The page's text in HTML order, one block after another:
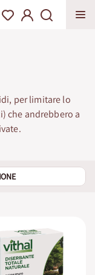
per limitare lo
che andrebbero a